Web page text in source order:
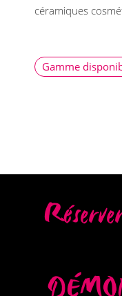
céramiques
Gamme